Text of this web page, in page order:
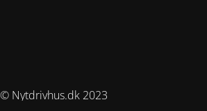
© Nytdrivhus.dk 2023